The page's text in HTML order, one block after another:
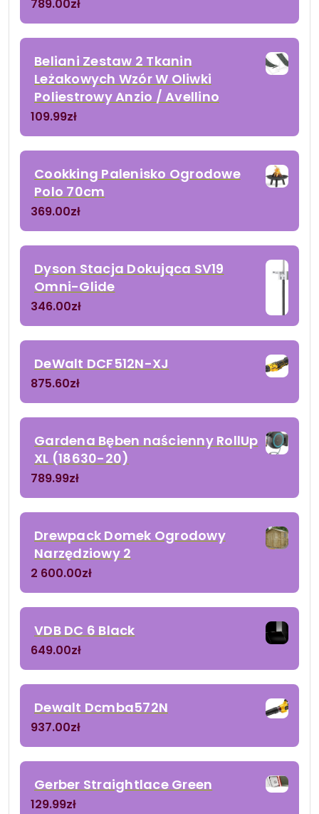
789.00zł
Beliani Zestaw 2 Tkanin
Leżakowych Wzór W Oliwki
Poliestrowy Anzio / Avellino
109.99zł
Cookking Palenisko Ogrodowe
Polo 70cm
369.00zł
Dyson Stacja Dokująca SV19
Omni-Glide
346.00zł
DeWalt DCF512N-XJ
875.60zł
Gardena Bęben naścienny RollUp
XL (18630-20)
789.99zł
Drewpack Domek Ogrodowy
Narzędziowy 2
2 600.00zł
VDB DC 6 Black
649.00zł
Dewalt Dcmba572N
937.00zł
Gerber Straightlace Green
129.99zł